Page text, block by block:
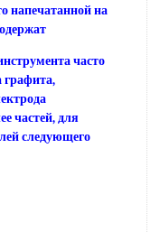
напечатанной на
часто
графита,
частей, для
следующего